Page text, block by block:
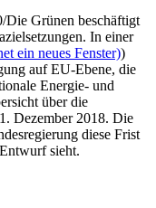
Grünen beschäftigt
In einer
ein neues Fenster))
auf EU-Ebene, die
Energie- und
über die
Dezember 2018. Die
diese Frist
sieht.